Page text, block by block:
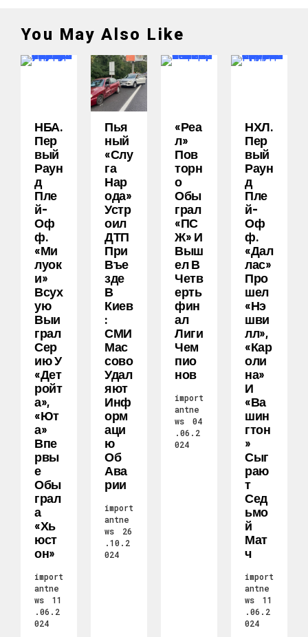
You May Also Like
НБА.
Пер
Вый
Раун
Д
Пле
Й-
Оф
Ф.
«Ми
Луок
И»
Всух
Ую
Выи
Грал
Сер
Ию У
«Дет
Ройт
А»,
«Ют
А»
Впе
Рвы
Е
Обы
Грал
А
«Хь
Юст
Он»
import
antne
ws
11
.06.2
024
Пья
Ный
«слу
Га
Нар
Ода»
Устр
Оил
ДТП
При
Въе
Зде
В
Киев
:
СМИ
Мас
Сово
Удал
Яют
Инф
Орм
Аци
Ю
Об
Ава
Рии
import
antne
ws
26
.10.2
024
«Реа
Л»
Пов
Торн
О
Обы
Грал
«ПС
Ж» И
Выш
Ел В
Четв
Ерть
Фин
Ал
Лиги
Чем
Пио
Нов
import
antne
ws
04
.06.2
024
НХЛ.
Пер
Вый
Раун
Д
Пле
Й-
Оф
Ф.
«Дал
Лас»
Про
Шел
«Нэ
Шви
Лл»,
«Кар
Оли
На»
И
«Ва
Шин
Гтон
»
Сыг
Раю
Т
Сед
Ьмо
Й
Мат
Ч
import
antne
ws
11
.06.2
024